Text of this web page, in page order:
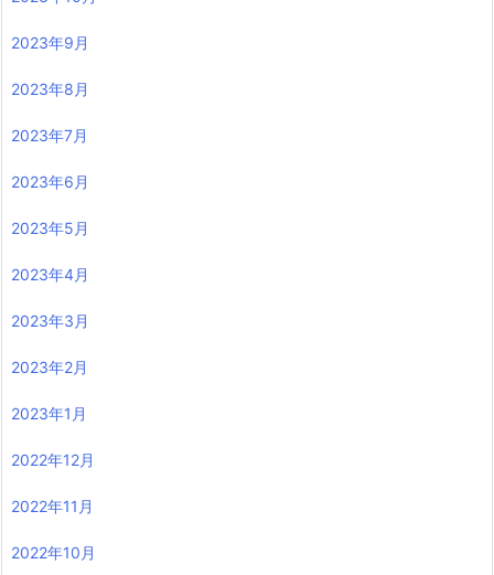
2023年9月
2023年8月
2023年7月
2023年6月
2023年5月
2023年4月
2023年3月
2023年2月
2023年1月
2022年12月
2022年11月
2022年10月